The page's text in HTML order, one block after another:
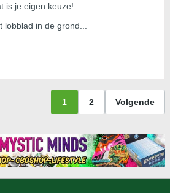
is je eigen keuze!
in de grond...
1 2 Volgende